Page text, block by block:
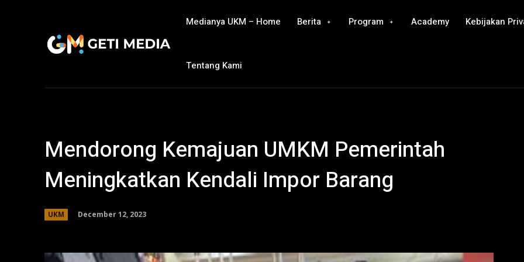
Medianya UKM – Home Berita Program Academy Kebijakan
Tentang Kami
Mendorong Kemajuan UMKM Pemerintah
Meningkatkan Kendali Impor Barang
UKM December 12, 2023